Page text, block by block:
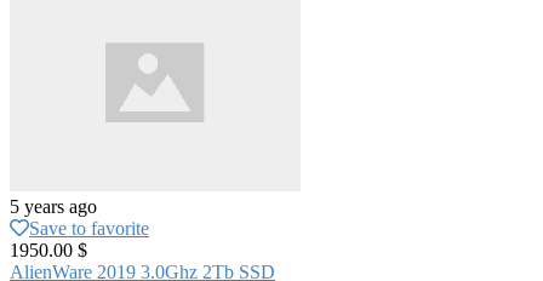
5 years ago
Save to favorite
1950.00 $
AlienWare 2019 3.0Ghz 2Tb SSD